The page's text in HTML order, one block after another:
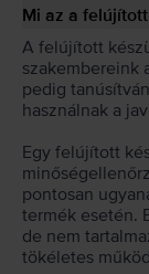
Mi az a
A felújított
szakembereink
pedig
használnak a
Egy felújított
pontosan
termék esetén.
de nem
tökéletes